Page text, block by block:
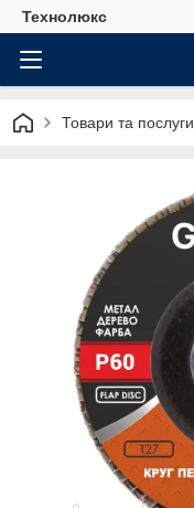
Технолюкс
Товари та послуги